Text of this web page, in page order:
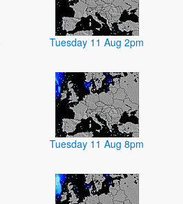
Tuesday 11 Aug 2pm
Tuesday 11 Aug 8pm